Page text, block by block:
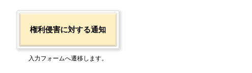
権利侵害に対する通知
入力フォームへ遷移します。